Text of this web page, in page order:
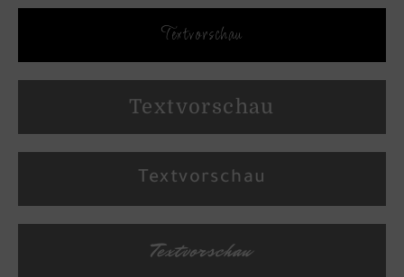
Textvorschau
Textvorschau
Textvorschau
Textvorschau